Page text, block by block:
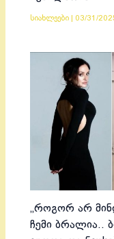
სიახლეები 03/31/
„როგორ არ
ჩემი ბრალია..